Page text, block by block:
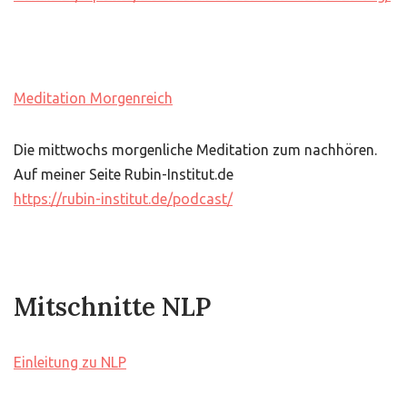
Meditation Morgenreich
Die mittwochs morgenliche Meditation zum nachhören.
Auf meiner Seite Rubin-Institut.de
https://rubin-institut.de/podcast/
Mitschnitte NLP
Einleitung zu NLP